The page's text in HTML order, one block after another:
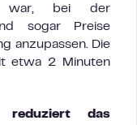
war, bei der
sogar Preise
anzupassen. Die
etwa 2 Minuten
reduziert das